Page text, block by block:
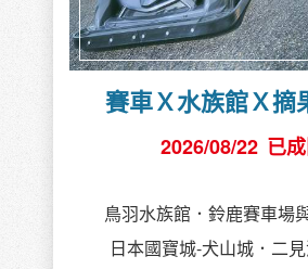
賽車Ｘ水族館Ｘ摘
2026/08/22 已
鳥羽水族館．鈴鹿賽車場
日本國寶城-犬山城．二